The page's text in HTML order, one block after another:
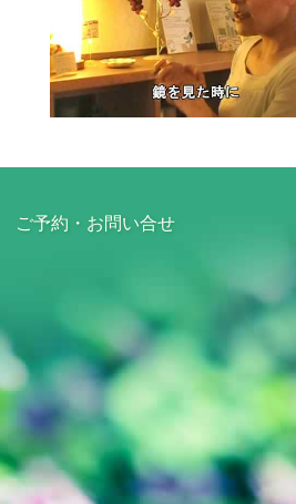
ご予約・お問い合せ